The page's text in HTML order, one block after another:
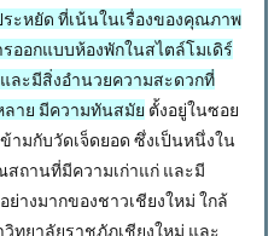
ะหยัด ที่เน้นในเรื่องของคุณภาพ
ออกแบบห้องพักในสไตล์โมเดิร์
ละมีสิ่งอำนวยความสะดวกที่
ลาย มีความทันสมัย ตั้งอยู่ในซอย
ามกับวัดเจ็ดยอด ซึ่งเป็นหนึ่งใน
ถานที่มีความเก่าแก่ และมี
างมากของชาวเชียงใหม่ ใกล้
ทยาลัยราชภัฎเชียงใหม่ และ